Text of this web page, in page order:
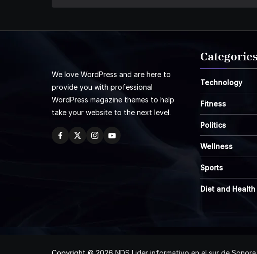
We love WordPress and are here to
provide you with professional
WordPress magazine themes to help
take your website to the next level.
Categories
Technology
Fitness
Politics
Wellness
Sports
Diet and Health